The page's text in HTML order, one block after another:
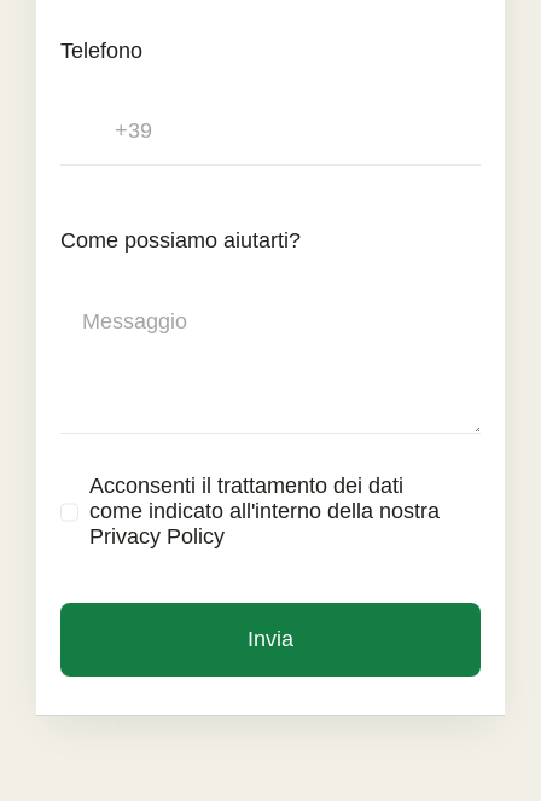
Telefono
Come possiamo aiutarti?
Acconsenti il trattamento dei dati
come indicato all'interno della nostra
Privacy Policy
Invia